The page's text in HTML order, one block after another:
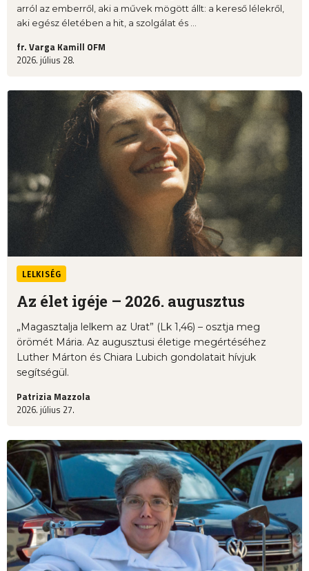
arról az emberről, aki a művek mögött állt: a kereső lélekről,
aki egész életében a hit, a szolgálat és ...
fr. Varga Kamill OFM
2026. július 28.
LELKISÉG
Az élet igéje – 2026. augusztus
„Magasztalja lelkem az Urat” (Lk 1,46) – osztja meg
örömét Mária. Az augusztusi életige megértéséhez
Luther Márton és Chiara Lubich gondolatait hívjuk
segítségül.
Patrizia Mazzola
2026. július 27.